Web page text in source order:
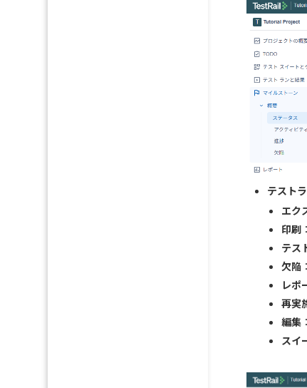
テスト
エク
印刷
テス
欠陥
レポ
再実
編集
スイ